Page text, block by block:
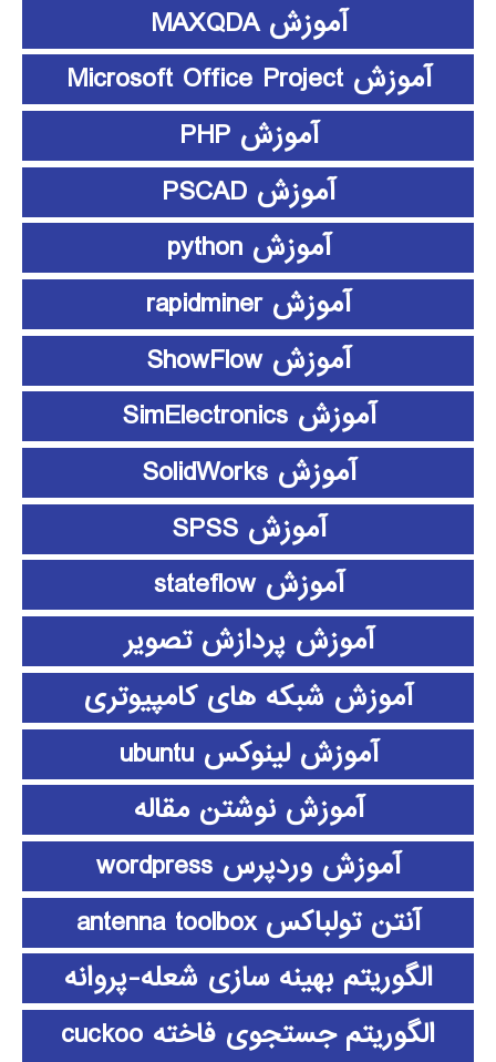
آموزش MAXQDA
آموزش Microsoft Office Project
آموزش PHP
آموزش PSCAD
آموزش python
آموزش rapidminer
آموزش ShowFlow
آموزش SimElectronics
آموزش SolidWorks
آموزش SPSS
آموزش stateflow
آموزش پردازش تصویر
آموزش شبکه های کامپیوتری
آموزش لینوکس ubuntu
آموزش نوشتن مقاله
آموزش وردپرس wordpress
آنتن تولباکس antenna toolbox
الگوریتم بهینه سازی شعله-پروانه
الگوریتم جستجوی فاخته cuckoo